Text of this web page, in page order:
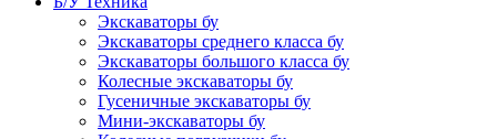
Экскаваторы бу
Экскаваторы среднего класса бу
Экскаваторы большого класса бу
Колесные экскаваторы бу
Гусеничные экскаваторы бу
Мини-экскаваторы бу